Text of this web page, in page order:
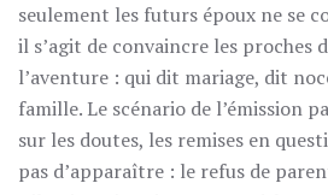
seulement les futurs époux ne se
il s’agit de convaincre les proches
l’aventure : qui dit mariage, dit
famille. Le scénario de l’émission
sur les doutes, les remises en
pas d’apparaître : le refus de